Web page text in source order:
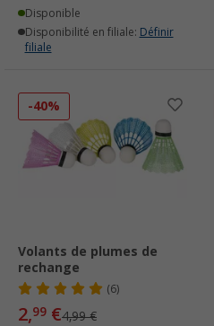
Disponible
Disponibilité en filiale: Définir
filiale
-40%
Volants de plumes de
rechange
(6)
2,99 €4,99 €